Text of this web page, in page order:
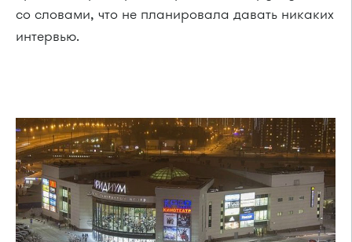
со словами, что не планировала давать никаких
интервью.